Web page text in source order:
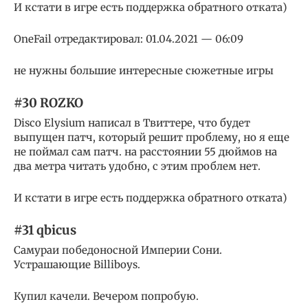
И кстати в игре есть поддержка обратного отката)
OneFail отредактировал: 01.04.2021 — 06:09
не нужны большие интересные сюжетные игры
#30 ROZKO
Disco Elysium написал в Твиттере, что будет
выпущен патч, который решит проблему, но я еще
не поймал сам патч. на расстоянии 55 дюймов на
два метра читать удобно, с этим проблем нет.
И кстати в игре есть поддержка обратного отката)
#31 qbicus
Самураи победоносной Империи Сони.
Устрашающие Billiboys.
Купил качели. Вечером попробую.